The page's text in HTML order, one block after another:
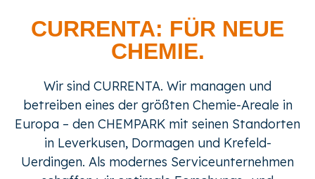
CURRENTA: FÜR NEUE
CHEMIE.
Wir sind CURRENTA. Wir managen und
betreiben eines der größten Chemie-Areale in
Europa – den CHEMPARK mit seinen Standorten
in Leverkusen, Dormagen und Krefeld-
Uerdingen. Als modernes Serviceunternehmen